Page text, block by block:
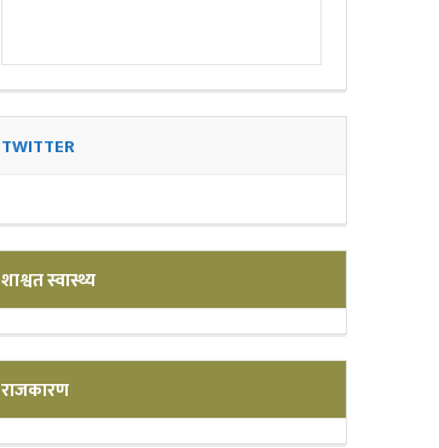
TWITTER
शाश्वत स्वास्थ्य
राजकारण